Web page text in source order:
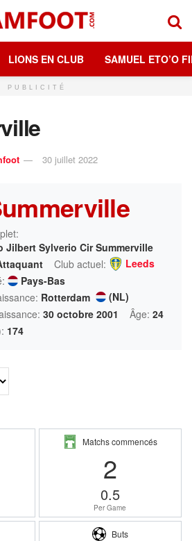
LIONS EN CLUB SAMUEL ETO’O
PUBLICITÉ
30 juillet 2022
Jilbert Sylverio Cir Summerville
Club actuel:
Leeds
Pays-Bas
Rotterdam
(NL)
30 octobre 2001 Âge: 24
174
Matchs commencés
2
0.5
Per Game
Buts